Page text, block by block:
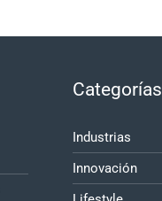
Categorías
Industrias
Innovación